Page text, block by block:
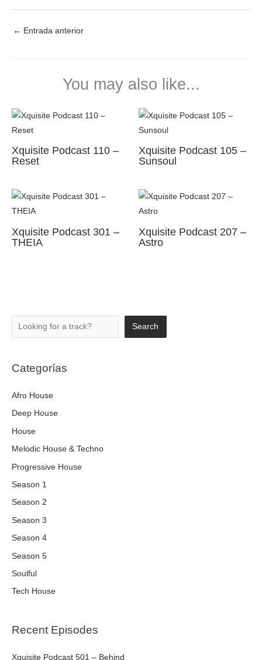
← Entrada anterior
You may also like...
Xquisite Podcast 110 –
Reset
Xquisite Podcast 105 –
Sunsoul
Xquisite Podcast 301 –
THEIA
Xquisite Podcast 207 –
Astro
Search Search
Categorías
Afro House
Deep House
House
Melodic House & Techno
Progressive House
Season 1
Season 2
Season 3
Season 4
Season 5
Soulful
Tech House
Recent Episodes
Xquisite Podcast 501 – Behind